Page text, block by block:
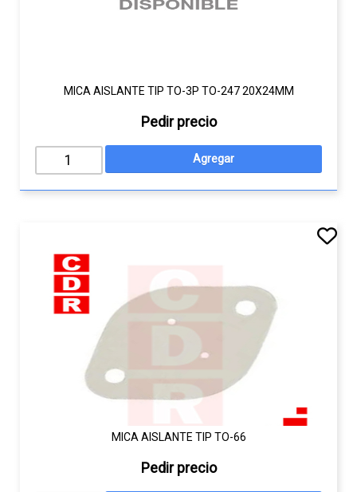
MICA AISLANTE TIP TO-3P TO-247 20X24MM
Pedir precio
MICA AISLANTE TIP TO-66
Pedir precio